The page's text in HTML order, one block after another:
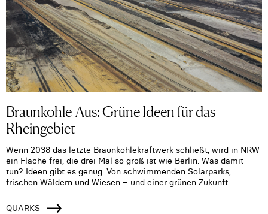
Braunkohle-Aus: Grüne Ideen für das
Rheingebiet
Wenn 2038 das letzte Braunkohlekraftwerk schließt, wird in NRW
ein Fläche frei, die drei Mal so groß ist wie Berlin. Was damit
tun? Ideen gibt es genug: Von schwimmenden Solarparks,
frischen Wäldern und Wiesen – und einer grünen Zukunft.
QUARKS